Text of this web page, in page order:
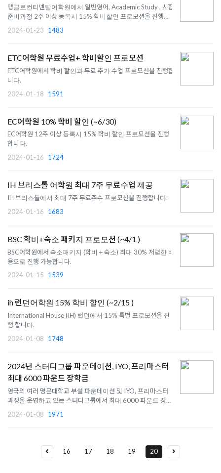
앵글로컨티넨탈어학원에서 일반영어, Academic Study , 시험
준비과정 2주 이상 등록시 15% 학비할인 프로모션을 진행합니
2024-01-23 1483
ETC어학원 무료수업+ 학비할인 프로모션
ETC어학원에서 학비 할인과 무료 추가 수업 프로모션을 진행합
니다.
2024-01-18
1591
EC어학원 10% 학비 할인 (~6/30)
EC어학원 12주 이상 등록시 15% 학비 할인 프로모션을 진행
합니다.
2024-01-16
1724
IH 브리스톨 어학원 최대 7주 무료수업 제공
IH 브리스톨에서 최대 7주 무료주수 프로모션을 진행합니다.
2024-01-16
1683
BSC 학비+숙소 패키지 프로모션 (~4/1 )
BSC어학원에서 숙소패키지 (학비 + 숙소) 최대 30% 저렴한 비
용으로 진행 가능합니다.
2024-01-15
1539
ih 런던어학원 15% 학비 할인 (~2/15 )
International House (IH) 런던에서 15% 특별 프로모션을 진
행 합니다.
2024-01-08
1748
2024년 스터디그룹 파운데이션, IYO, 프리마스터
최대 6000 파운드 장학금
영국의 여러 명문대학교 부설 파운데이션 및 IYO, 프리마스터
과정을 운영하고 있는 스터디그룹에서 최대 6000 파운드 장학
2024-01-08 1971
16 17 18 19 20